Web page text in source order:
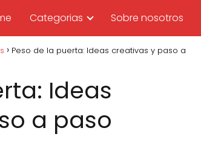
Categorias Sobre nosotros
Peso de la puerta: Ideas creativas y paso a
Ideas
a paso